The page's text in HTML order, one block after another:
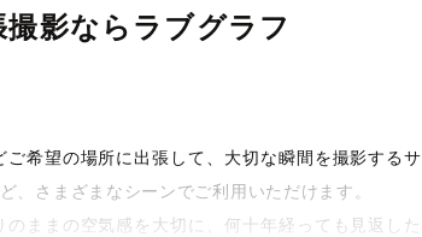
撮影なら ラブグラフ
希望の場所に出張して、大切な瞬間を撮影するサ
、さまざまなシーンでご利用いただけます。
ままの空気感を大切に、何十年経っても見返した